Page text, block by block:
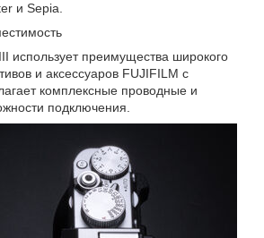
и Sepia.
использует преимущества широкого
и аксессуаров FUJIFILM с
комплексные проводные и
подключения.